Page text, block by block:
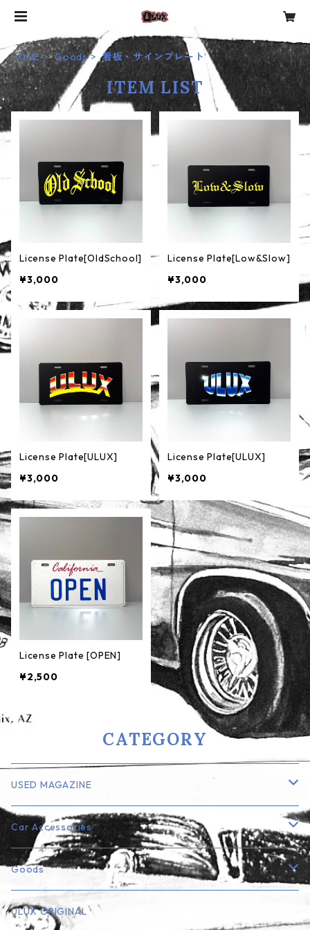
HOME Goods 看板・サインプレート
ITEM LIST
License Plate[OldSchool]
¥3,000
License Plate[Low&Slow]
¥3,000
License Plate[ULUX]
¥3,000
License Plate[ULUX]
¥3,000
License Plate [OPEN]
¥2,500
CATEGORY
USED MAGAZINE
Lowrider
Truck
Rod・Custom系
Car Accessories
エアフレッシュナー
ナンバープレート・フレーム
Goods
ミニカー
ULUX ORIGINAL